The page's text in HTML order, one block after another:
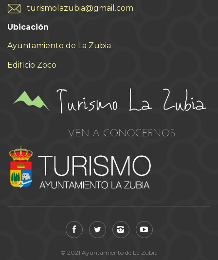
turismolazubia@gmail.com
Ubicación
Ayuntamiento de La Zubia
Edificio Zoco
© 2021 Ayuntamiento de La Zubia